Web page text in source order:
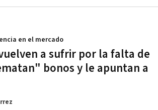
a sufrir por la falta de
bonos y le apuntan a
en el mercado